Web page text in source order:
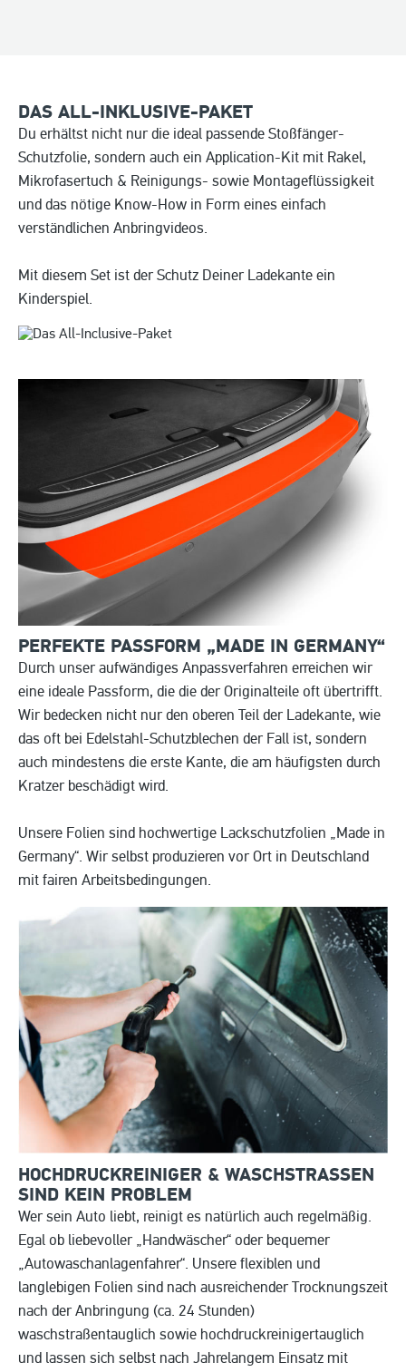
DAS ALL-INKLUSIVE-PAKET
Du erhältst nicht nur die ideal passende Stoßfänger-
Schutzfolie, sondern auch ein Application-Kit mit Rakel,
Mikrofasertuch & Reinigungs- sowie Montageflüssigkeit
und das nötige Know-How in Form eines einfach
verständlichen Anbringvideos.
Mit diesem Set ist der Schutz Deiner Ladekante ein
Kinderspiel.
PERFEKTE PASSFORM „MADE IN GERMANY“
Durch unser aufwändiges Anpassverfahren erreichen wir
eine ideale Passform, die die der Originalteile oft übertrifft.
Wir bedecken nicht nur den oberen Teil der Ladekante, wie
das oft bei Edelstahl-Schutzblechen der Fall ist, sondern
auch mindestens die erste Kante, die am häufigsten durch
Kratzer beschädigt wird.
Unsere Folien sind hochwertige Lackschutzfolien „Made in
Germany“. Wir selbst produzieren vor Ort in Deutschland
mit fairen Arbeitsbedingungen.
HOCHDRUCKREINIGER & WASCHSTRASSEN S
IND KEIN PROBLEM
Wer sein Auto liebt, reinigt es natürlich auch regelmäßig.
Egal ob liebevoller „Handwäscher“ oder bequemer
„Autowaschanlagenfahrer“. Unsere flexiblen und
langlebigen Folien sind nach ausreichender Trocknungszeit
nach der Anbringung (ca. 24 Stunden)
waschstraßentauglich sowie hochdruckreinigertauglich
und lassen sich selbst nach Jahrelangem Einsatz mit